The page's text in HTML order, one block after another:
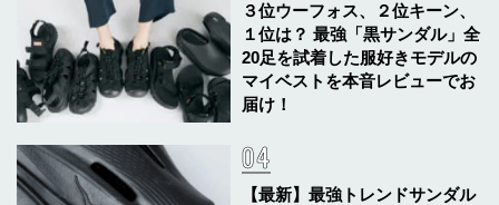
３位ウーフォス、２位キーン、
１位は？ 最強「黒サンダル」全
20足を試着した服好きモデルの
マイベストを本音レビューでお
届け！
【最新】最強トレンドサンダル